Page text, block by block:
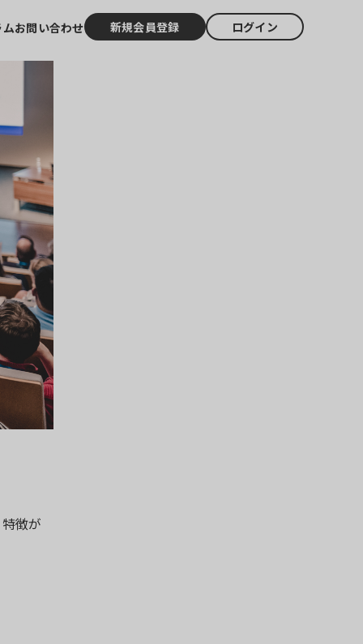
ムお問い合わせ 新規会員登録 ログイン
徴が